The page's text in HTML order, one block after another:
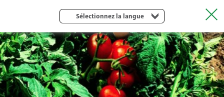
Sélectionnez la langue